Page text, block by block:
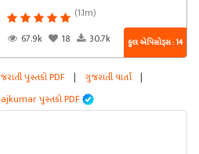
(1.1m)
67.9k
18 30.7k કુલ એપિસોડ્સ : 14
પુસ્તકો PDF | ગુજરાતી વાર્તા |
પુસ્તકો PDF